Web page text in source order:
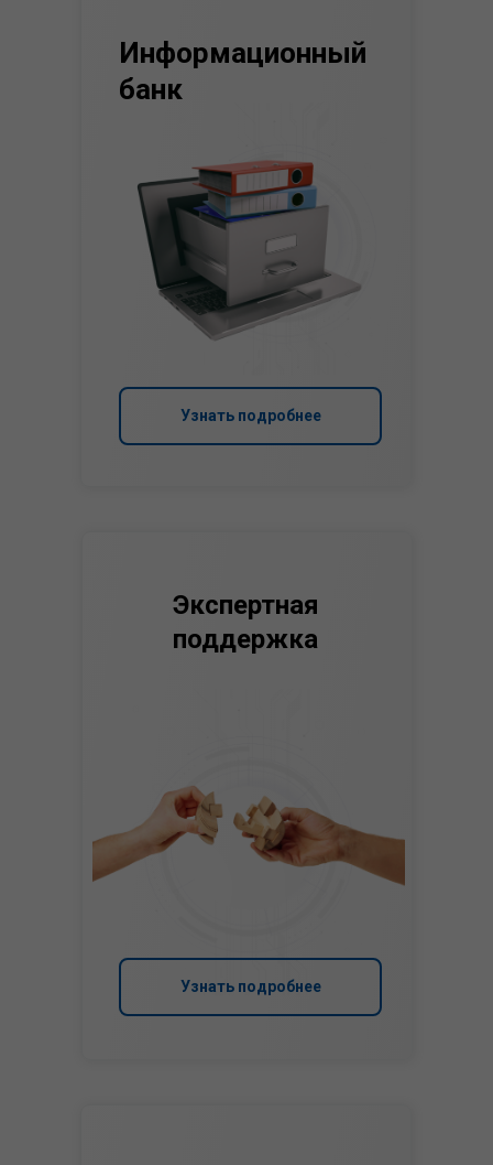
Узнать подробнее
Информационный
банк
Узнать подробнее
Экспертная
поддержка